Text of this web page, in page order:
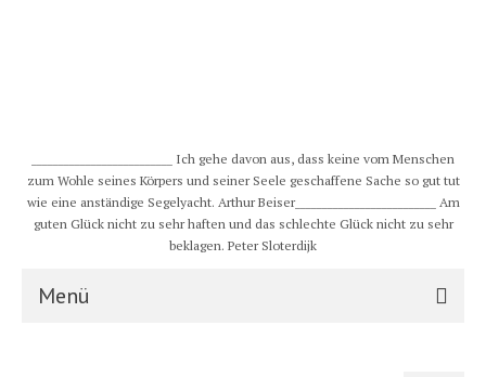
__________________________ Ich gehe davon aus, dass keine vom Menschen
zum Wohle seines Körpers und seiner Seele geschaffene Sache so gut tut
wie eine anständige Segelyacht. Arthur Beiser__________________________ Am
guten Glück nicht zu sehr haften und das schlechte Glück nicht zu sehr
beklagen. Peter Sloterdijk
Menü